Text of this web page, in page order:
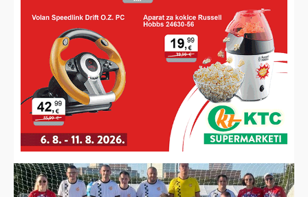
U LITVI OSVOJIO ZLATO
Koprivničanac novi europski prvak, digao 232,5 kilograma i
skinuo hrvatski rekord